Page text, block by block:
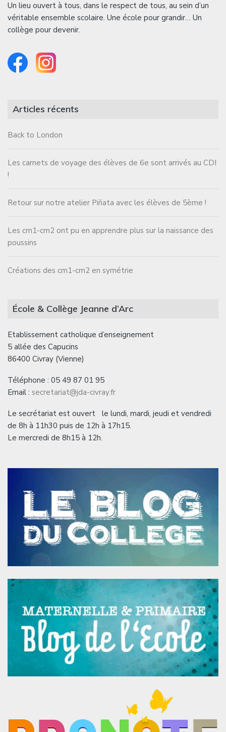
Un lieu ouvert à tous, dans le respect de tous, au sein d’un
véritable ensemble scolaire. Une école pour grandir… Un
collège pour devenir.
Articles récents
Back to London
Les carnets de voyage des élèves de 6e sont arrivés au CDI
!
Retour sur notre atelier Piñata avec les élèves de 5ème !
Les cm1-cm2 ont pu en apprendre plus sur la naissance des
poussins
Créations des cm1-cm2 en symétrie
École & Collège Jeanne d’Arc
Etablissement catholique d’enseignement
5 allée des Capucins
86400 Civray (Vienne)
Téléphone : 05 49 87 01 95
Email : secretariat@jda-civray.fr
Le secrétariat est ouvert le lundi, mardi, jeudi et vendredi
de 8h à 11h30 puis de 12h à 17h15.
Le mercredi de 8h15 à 12h.